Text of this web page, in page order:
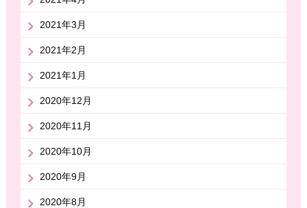
2021年3月
2021年2月
2021年1月
2020年12月
2020年11月
2020年10月
2020年9月
2020年8月